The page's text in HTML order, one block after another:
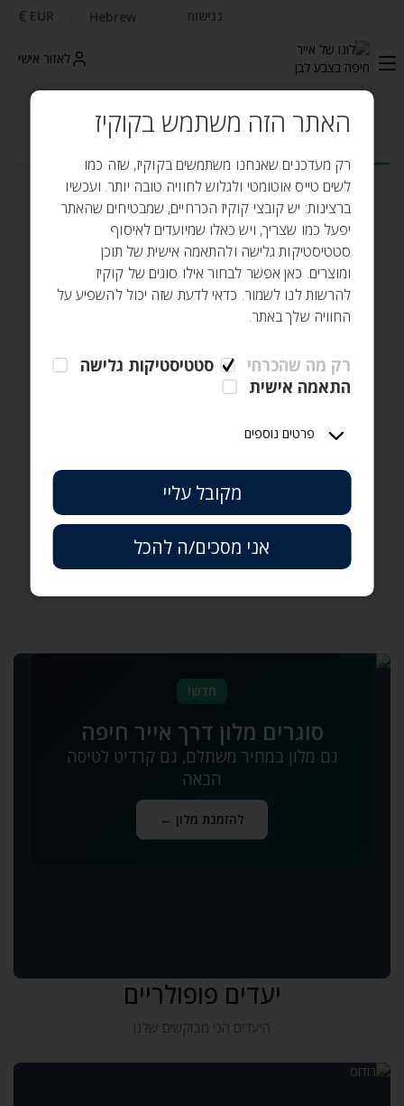
€ EUR Hebrew נגישות
האתר הזה משתמש בקוקיז
רק מעדכנים שאנחנו משתמשים בקוקיז, שזה כמו
לשים טייס אוטומטי ולגלוש לחוויה טובה יותר. ועכשיו
ברצינות: יש קובצי קוקיז הכרחיים, שמבטיחים שהאתר
יפעל כמו שצריך, ויש כאלו שמיועדים לאיסוף
סטטיסטיקות גלישה ולהתאמה אישית של תוכן
ומוצרים. כאן אפשר לבחור אילו סוגים של קוקיז
להרשות לנו לשמור. כדאי לדעת שזה יכול להשפיע על
החוויה שלך באתר.
רק מה שהכרחי
סטטיסטיקות גלישה
התאמה אישית
פרטים נוספים
מקובל עליי
אני מסכים/ה להכל
לאזור אישי
טיסה ההזמנה שלי
הלוך ושוב כיוון אחד
מאיפה?
לאן?
תאריך יציאה תאריך חזרה
חדש!
סוגרים מלון דרך אייר חיפה
גם מלון במחיר משתלם‚ גם קרדיט לטיסה
הבאה
להזמנת מלון ←
יעדים פופולריים
היעדים הכי מבוקשים שלנו